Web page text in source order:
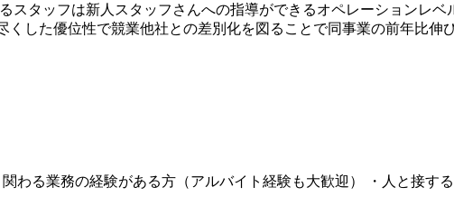
スタッフは新人スタッフさんへの指導ができるオペレーションレ
くした優位性で競業他社との差別化を図ることで同事業の前年比
関わる業務の経験がある方（アルバイト経験も大歓迎） ・人と接す